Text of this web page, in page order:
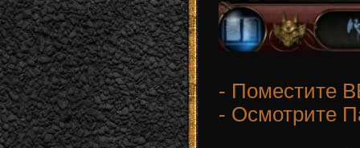
- Поместите
- Осмотрите